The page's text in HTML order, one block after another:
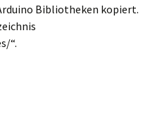
Bibliotheken kopiert.
“.